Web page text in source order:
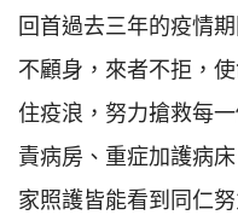
回首過去三年的疫情
不顧身，來者不拒，
住疫浪，努力搶救每
責病房、重症加護病
家照護皆能看到同仁